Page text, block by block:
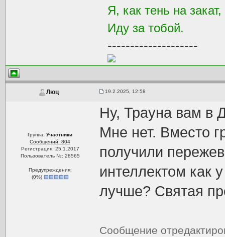
Я, как тень на закат,
Иду за тобой.
--------------------
Люц 19.2.2025, 12:58
Группа:Участники
Сообщений: 804
Регистрация: 25.1.2017
Пользователь №: 28565
Предупреждения:
(0%)
Ну, Трауна вам в
Мне нет. Вместо
получили
интеллектом как
лучше? Святая
Сообщение